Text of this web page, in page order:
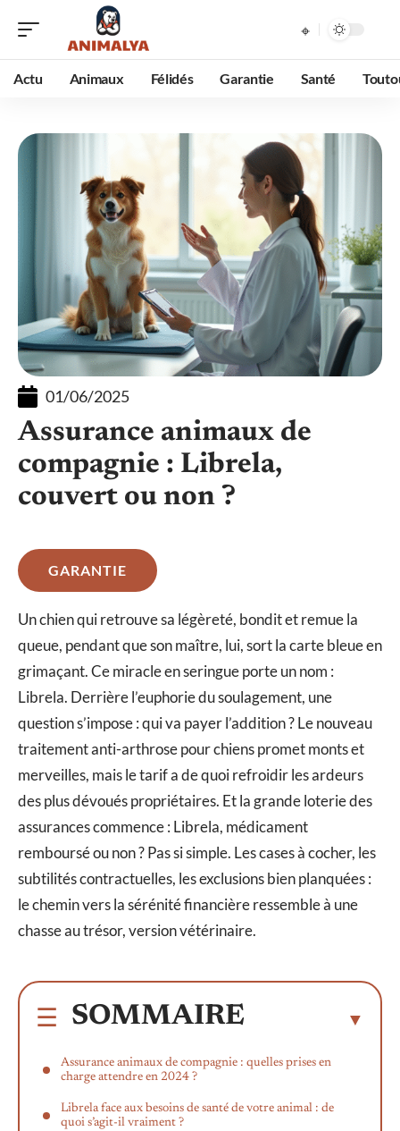
Actu Animaux Félidés Garantie Santé
01/06/2025
Assurance animaux de
compagnie : Librela,
couvert ou non ?
GARANTIE
Un chien qui retrouve sa légèreté, bondit et remue la
queue, pendant que son maître, lui, sort la carte bleue en
grimaçant. Ce miracle en seringue porte un nom :
Librela. Derrière l’euphorie du soulagement, une
question s’impose : qui va payer l’addition ? Le nouveau
traitement anti-arthrose pour chiens promet monts et
merveilles, mais le tarif a de quoi refroidir les ardeurs
des plus dévoués propriétaires. Et la grande loterie des
assurances commence : Librela, médicament
remboursé ou non ? Pas si simple. Les cases à cocher, les
subtilités contractuelles, les exclusions bien planquées :
le chemin vers la sérénité financière ressemble à une
chasse au trésor, version vétérinaire.
SOMMAIRE
Assurance animaux de compagnie : quelles prises en
charge attendre en 2024 ?
Librela face aux besoins de santé de votre animal : de
quoi s’agit-il vraiment ?